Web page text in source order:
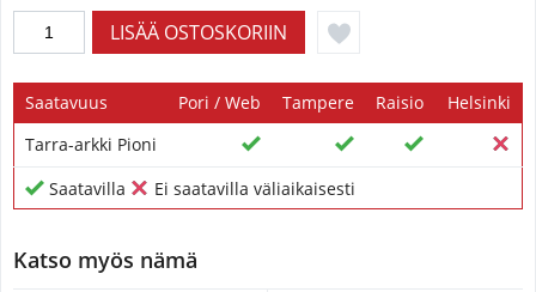
Saatavuus Pori / Web Tampere Raisio
Helsinki
Tarra-arkki Pioni
Saatavilla
Ei saatavilla väliaikaisesti
Katso myös nämä